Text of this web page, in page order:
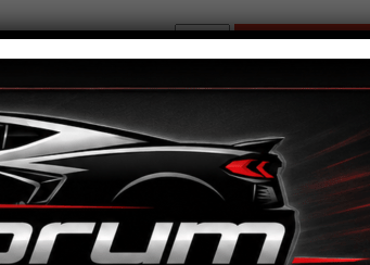
GM
Bremsscheiben
Gen.6
Menge
In den Warenkorb